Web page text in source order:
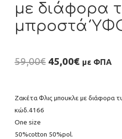
με διάφορα
μπροστά
59,00€ 45,00€ με ΦΠΑ
Ζακέτα Φλις μπουκλε με
κώδ.4166
Οne size
50%cotton 50%pol.